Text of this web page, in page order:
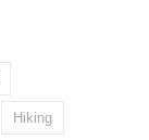
Hiking